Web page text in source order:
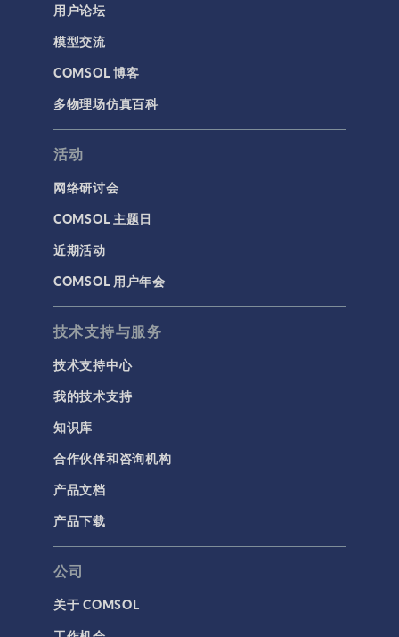
API
代理模型
仿真 App
基于方程建模
安装与许可证管理
建模工具和定义
材料
物理场接口
用户界面
研究与求解器
简介
结果与可视化
网格
集群计算和云计算
3D 打印
用户论坛
模型交流
COMSOL 博客
多物理场仿真百科
活动
网络研讨会
COMSOL 主题日
近期活动
COMSOL 用户年会
技术支持与服务
技术支持中心
我的技术支持
知识库
合作伙伴和咨询机构
产品文档
产品下载
公司
关于 COMSOL